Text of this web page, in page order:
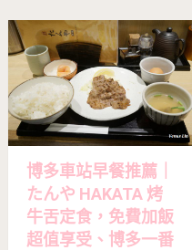
博多車站早餐推薦｜
たんや HAKATA 烤
牛舌定食，免費加飯
超值享受、博多一番